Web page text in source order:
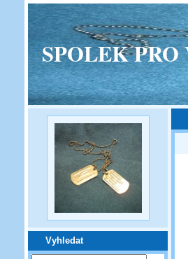
SPOLEK PRO
Vyhledat